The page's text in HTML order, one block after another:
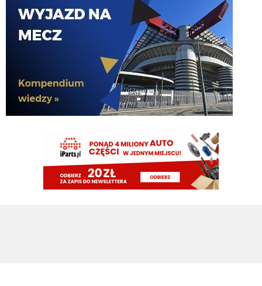
Nerazzurro90
07.08.2026 19:42
Botmon publicznie czci zmarlego bandyte piscitelliego brak slow obraz
nedzy i rozpaczy
G3nesis
07.08.2026 19:15
Hehe 😁
Adriano ty already dead a nie forever he xd
FENDI_SOSA 07.08.2026 18:56
Oleeks ciśnij go he